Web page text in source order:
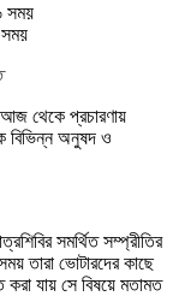
সময়
আজ থেকে প্রচারণায়
বিভিন্ন অনুষদ ও
সমর্থিত সম্প্রীতির
তারা ভোটারদের কাছে
যায় সে বিষয়ে মতামত